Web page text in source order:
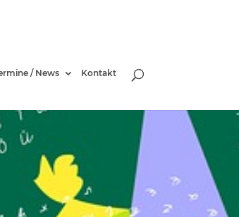
/ News Kontakt